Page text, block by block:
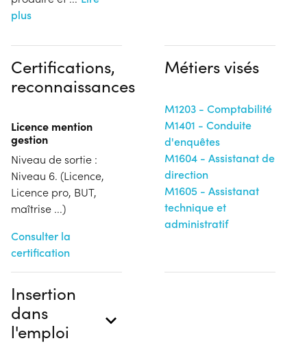
plus
Certifications,
reconnaissances
Licence mention
gestion
Niveau de sortie :
Niveau 6. (Licence,
Licence pro, BUT,
maîtrise ...)
Consulter la
certification
Métiers visés
M1203 - Comptabilité
M1401 - Conduite
d'enquêtes
M1604 - Assistanat de
direction
M1605 - Assistanat
technique et
administratif
Insertion
dans
l'emploi